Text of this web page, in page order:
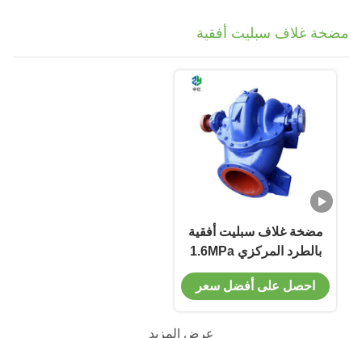
مضخة غلاف سبليت أفقية
مضخة غلاف سبليت أفقية
بالطرد المركزي 1.6MPa
مرحلة واحدة 2-4000 م 3
/ ساعة
احصل على أفضل سعر
عرض المزيد